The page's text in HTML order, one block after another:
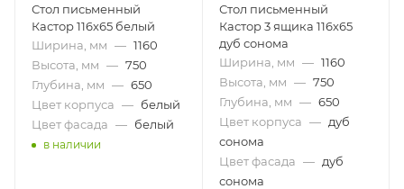
Стол письменный
Кастор 116х65 белый
Ширина, мм — 1160
Высота, мм — 750
Глубина, мм — 650
Цвет корпуса — белый
Цвет фасада — белый
в наличии
Стол письменный
Кастор 3 ящика 116х65
дуб сонома
Ширина, мм — 1160
Высота, мм — 750
Глубина, мм — 650
Цвет корпуса — дуб
сонома
Цвет фасада — дуб
сонома